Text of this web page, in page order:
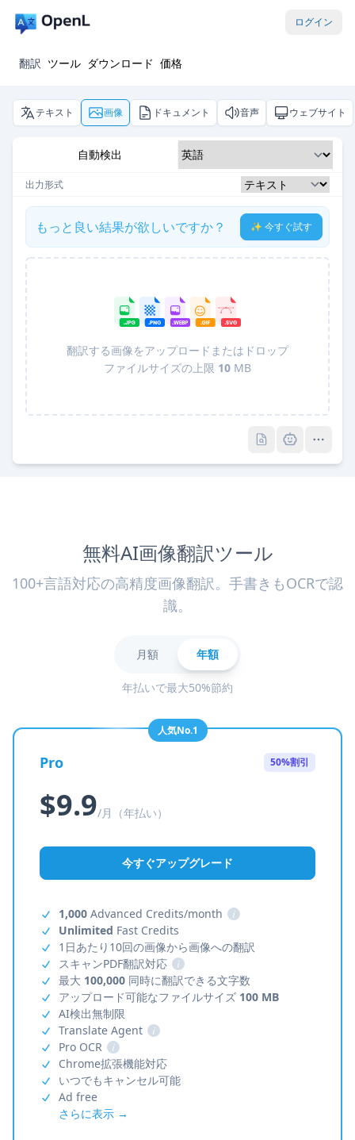
ログイン
翻訳 ツール ダウンロード 価格
テキスト 画像 ドキュメント 音声 ウェブサイト
自動検出
出力形式
もっと良い結果が欲しいですか？ ✨ 今すぐ試す
翻訳する画像をアップロードまたはドロップ
ファイルサイズの上限 10 MB
無料AI画像翻訳ツール
100+言語対応の高精度画像翻訳。手書きもOCRで認
識。
月額 年額
年払いで最大50%節約
人気No.1
Pro 50%割引
$9.9/月（年払い）
今すぐアップグレード
1,000 Advanced Credits/month
i
Unlimited Fast Credits
1日あたり10回の画像から画像への翻訳
スキャンPDF翻訳対応
i
最大 100,000 同時に翻訳できる文字数
アップロード可能なファイルサイズ 100 MB
AI検出無制限
Translate Agent
i
Pro OCR
i
Chrome拡張機能対応
いつでもキャンセル可能
Ad free
さらに表示 →